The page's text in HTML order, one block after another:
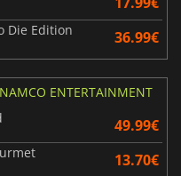
Die Edition 36.99€
ENTERTAINMENT
49.99€
13.70€